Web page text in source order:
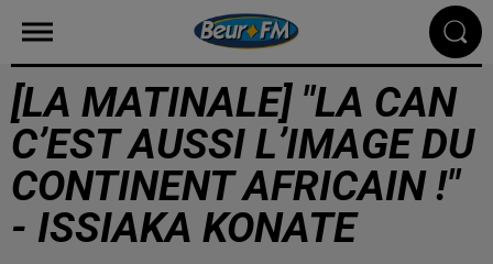
[LA MATINALE] "LA CAN
C’EST AUSSI L’IMAGE DU
CONTINENT AFRICAIN !"
- ISSIAKA KONATE